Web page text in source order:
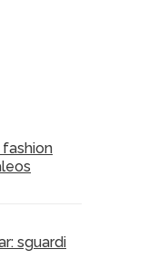
fashion
sguardi